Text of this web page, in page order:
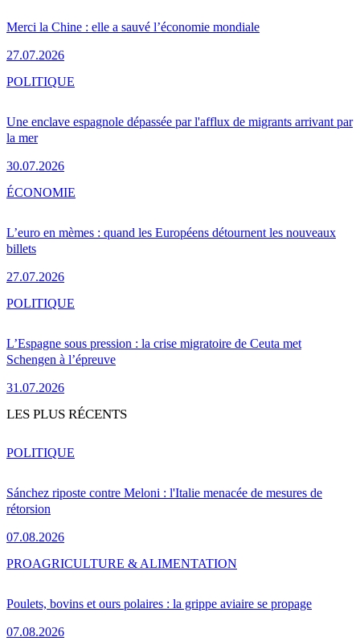
Merci la Chine : elle a sauvé l’économie mondiale
27.07.2026
Une enclave espagnole dépassée par l'afflux de migrants arrivant par
la mer
30.07.2026
POLITIQUE
L’euro en mèmes : quand les Européens détournent les nouveaux
billets
27.07.2026
ÉCONOMIE
L’Espagne sous pression : la crise migratoire de Ceuta met
Schengen à l’épreuve
31.07.2026
POLITIQUE
LES PLUS RÉCENTS
Sánchez riposte contre Meloni : l'Italie menacée de mesures de
rétorsion
07.08.2026
POLITIQUE
Poulets, bovins et ours polaires : la grippe aviaire se propage
07.08.2026
PROAGRICULTURE & ALIMENTATION